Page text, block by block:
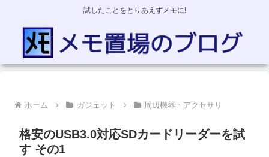
試したことをとりあえずメモに!
ホーム ガジェット 周辺機器・アクセサリ
格安のUSB3.0対応SDカードリーダーを試
す その1